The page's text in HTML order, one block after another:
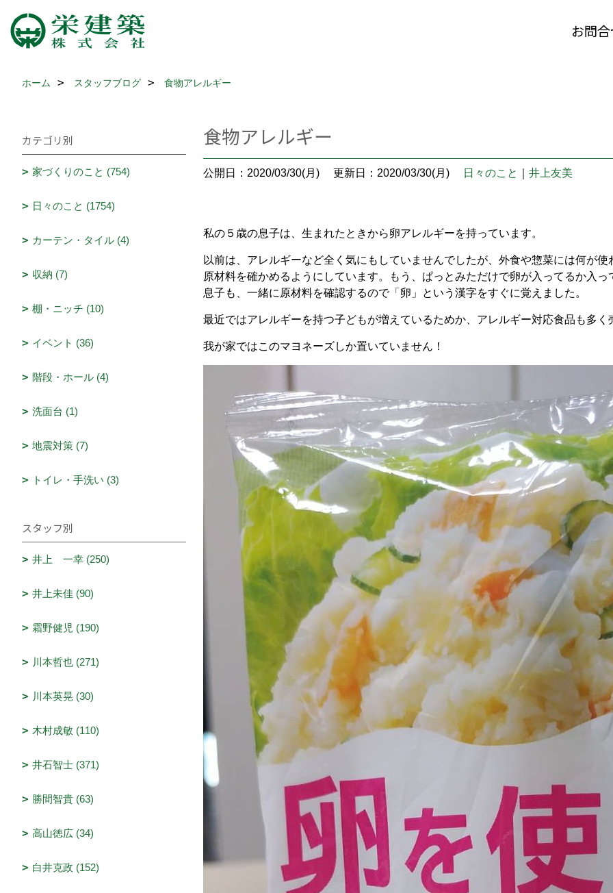
お問
ホーム スタッフブログ 食物アレルギー
食物アレルギー
公開日：2020/03/30(月) 更新日：2020/03/30(月) 日々のこと 井上友美
私の５歳の息子は、生まれたときから卵アレルギーを持っています。
以前は、アレルギーなど全く気にもしていませんでしたが、外食や惣菜には何が
原材料を確かめるようにしています。もう、ぱっとみただけで卵が入ってるか入
息子も、一緒に原材料を確認するので「卵」という漢字をすぐに覚えました。
最近ではアレルギーを持つ子どもが増えているためか、アレルギー対応食品も多
我が家ではこのマヨネーズしか置いていません！
カテゴリ別
家づくりのこと (754)
日々のこと (1754)
カーテン・タイル (4)
収納 (7)
棚・ニッチ (10)
イベント (36)
階段・ホール (4)
洗面台 (1)
地震対策 (7)
トイレ・手洗い (3)
スタッフ別
井上 一幸 (250)
井上未佳 (90)
霜野健児 (190)
川本哲也 (271)
川本英晃 (30)
木村成敏 (110)
井石智士 (371)
勝間智貴 (63)
高山徳広 (34)
白井克政 (152)